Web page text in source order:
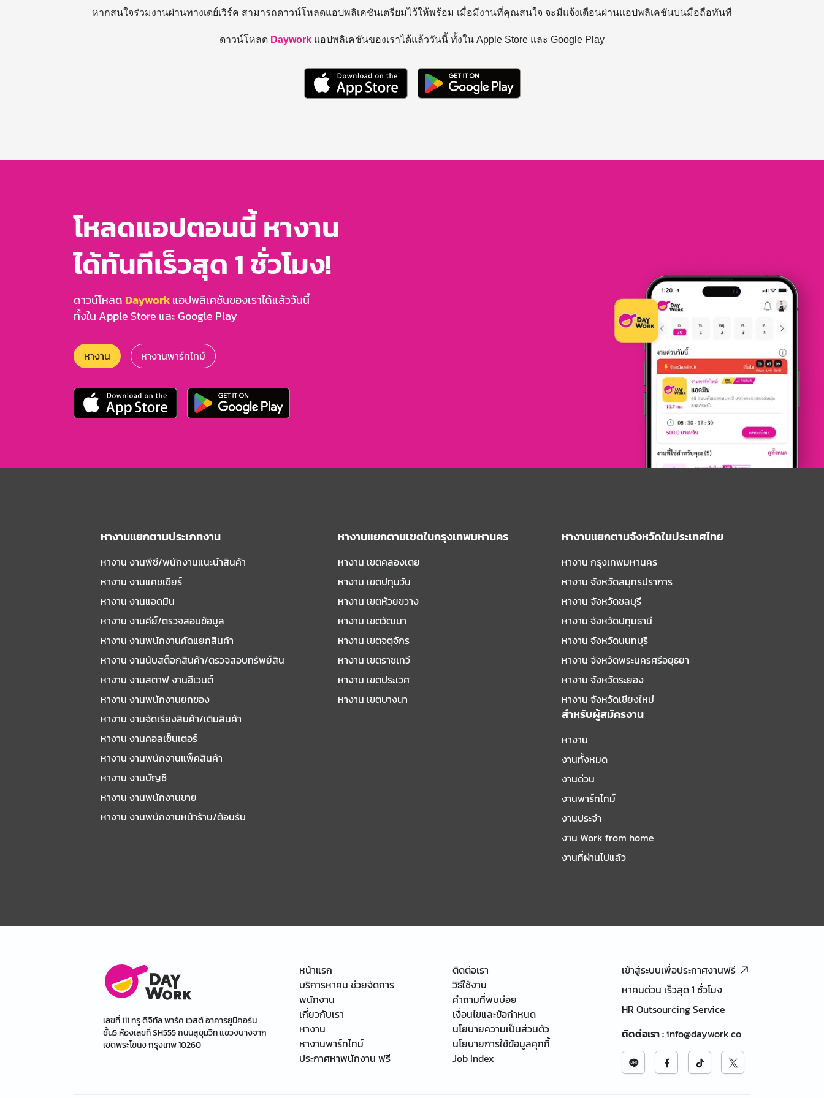
หากสนใจร่วมงานผ่านทางเดย์เวิร์ค สามารถดาวน์โหลดแอปพลิเคชันเตรียมไว้ให้พร้อม เมื่อมีงานที่คุณสนใจ จะมีแจ้งเตือนผ่านแอปพลิเคชันบนมือถือทันที
ดาวน์โหลด Daywork แอปพลิเคชันของเราได้แล้ววันนี้ ทั้งใน Apple Store และ Google Play
โหลดแอปตอนนี้ หางาน
ได้ทันทีเร็วสุด 1 ชั่วโมง!
ดาวน์โหลด Dayworkแอปพลิเคชันของเราได้แล้ววันนี้
ทั้งใน Apple Store และ Google Play
หางาน หางานพาร์ทไทม์
หางานแยกตามประเภทงาน
หางาน งานพีซี/พนักงานแนะนําสินค้า
หางาน งานแคชเชียร์
หางาน งานแอดมิน
หางาน งานคีย์/ตรวจสอบข้อมูล
หางาน งานพนักงานคัดแยกสินค้า
หางาน งานนับสต็อกสินค้า/ตรวจสอบทรัพย์สิน
หางาน งานสตาฟ งานอีเวนต์
หางาน งานพนักงานยกของ
หางาน งานจัดเรียงสินค้า/เติมสินค้า
หางาน งานคอลเซ็นเตอร์
หางาน งานพนักงานแพ็คสินค้า
หางาน งานบัญชี
หางาน งานพนักงานขาย
หางาน งานพนักงานหน้าร้าน/ต้อนรับ
หางานแยกตามเขตในกรุงเทพมหานคร
หางาน เขตคลองเตย
หางาน เขตปทุมวัน
หางาน เขตห้วยขวาง
หางาน เขตวัฒนา
หางาน เขตจตุจักร
หางาน เขตราชเทวี
หางาน เขตประเวศ
หางาน เขตบางนา
หางานแยกตามจังหวัดในประเทศไทย
หางาน กรุงเทพมหานคร
หางาน จังหวัดสมุทรปราการ
หางาน จังหวัดชลบุรี
หางาน จังหวัดปทุมธานี
หางาน จังหวัดนนทบุรี
หางาน จังหวัดพระนครศรีอยุธยา
หางาน จังหวัดระยอง
หางาน จังหวัดเชียงใหม่
สำหรับผู้สมัครงาน
หางาน
งานทั้งหมด
งานด่วน
งานพาร์ทไทม์
งานประจำ
งาน Work from home
งานที่ผ่านไปแล้ว
เลขที่ 111 ทรู ดิจิทัล พาร์ค เวสต์ อาคารยูนิคอร์น
ชั้น5 ห้องเลขที่ SH555 ถนนสุขุมวิท แขวงบางจาก
เขตพระโขนง กรุงเทพ 10260
หน้าแรก
บริการหาคน ช่วยจัดการ
พนักงาน
เกี่ยวกับเรา
หางาน
หางานพาร์ทไทม์
ประกาศหาพนักงาน ฟรี
ติดต่อเรา
วิธีใช้งาน
คำถามที่พบบ่อย
เงื่อนไขและข้อกำหนด
นโยบายความเป็นส่วนตัว
นโยบายการใช้ข้อมูลคุกกี้
Job Index
เข้าสู่ระบบเพื่อประกาศงานฟรี
หาคนด่วน เร็วสุด 1 ชั่วโมง
HR Outsourcing Service
ติดต่อเรา:info@daywork.co